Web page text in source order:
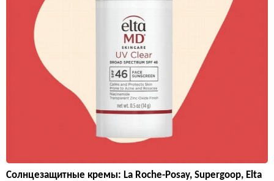
Солнцезащитные кремы: La Roche-Posay, Supergoop, Elta